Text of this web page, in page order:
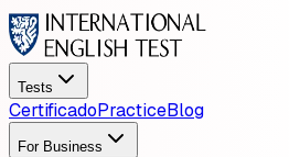
Tests
CertificadoPracticeBlog
For Business